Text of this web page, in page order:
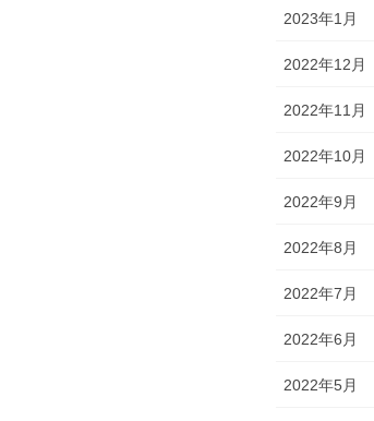
2023年1月
2022年12月
2022年11月
2022年10月
2022年9月
2022年8月
2022年7月
2022年6月
2022年5月